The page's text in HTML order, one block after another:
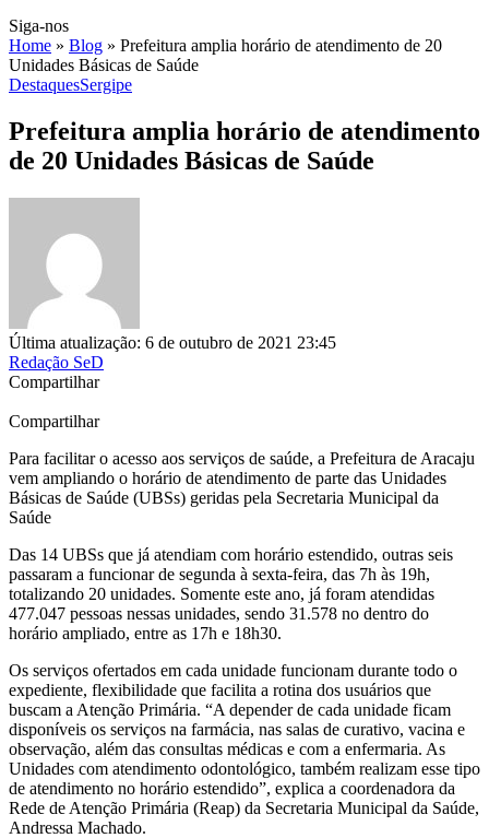
Siga-nos
Home » Blog » Prefeitura amplia horário de atendimento de 20
Unidades Básicas de Saúde
DestaquesSergipe
Prefeitura amplia horário de atendimento
de 20 Unidades Básicas de Saúde
Última atualização: 6 de outubro de 2021 23:45
Redação SeD
Compartilhar
Compartilhar
Para facilitar o acesso aos serviços de saúde, a Prefeitura de Aracaju
vem ampliando o horário de atendimento de parte das Unidades
Básicas de Saúde (UBSs) geridas pela Secretaria Municipal da
Saúde
Das 14 UBSs que já atendiam com horário estendido, outras seis
passaram a funcionar de segunda à sexta-feira, das 7h às 19h,
totalizando 20 unidades. Somente este ano, já foram atendidas
477.047 pessoas nessas unidades, sendo 31.578 no dentro do
horário ampliado, entre as 17h e 18h30.
Os serviços ofertados em cada unidade funcionam durante todo o
expediente, flexibilidade que facilita a rotina dos usuários que
buscam a Atenção Primária. “A depender de cada unidade ficam
disponíveis os serviços na farmácia, nas salas de curativo, vacina e
observação, além das consultas médicas e com a enfermaria. As
Unidades com atendimento odontológico, também realizam esse tipo
de atendimento no horário estendido”, explica a coordenadora da
Rede de Atenção Primária (Reap) da Secretaria Municipal da Saúde,
Andressa Machado.